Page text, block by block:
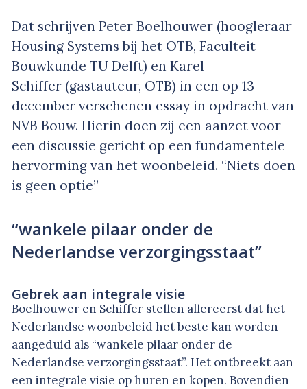
Dat schrijven Peter Boelhouwer (hoogleraar
Housing Systems bij het OTB, Faculteit
Bouwkunde TU Delft) en Karel
Schiffer (gastauteur, OTB) in een op 13
december verschenen essay in opdracht van
NVB Bouw. Hierin doen zij een aanzet voor
een discussie gericht op een fundamentele
hervorming van het woonbeleid. “Niets doen
is geen optie”
“wankele pilaar onder de
Nederlandse verzorgingsstaat”
Gebrek aan integrale visie
Boelhouwer en Schiffer stellen allereerst dat het
Nederlandse woonbeleid het beste kan worden
aangeduid als “wankele pilaar onder de
Nederlandse verzorgingsstaat”. Het ontbreekt aan
een integrale visie op huren en kopen. Bovendien